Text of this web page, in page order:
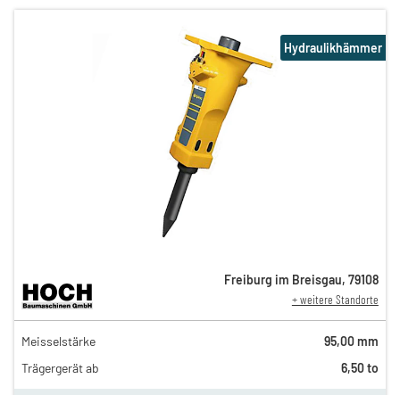
151,00 €
126,00 €
105,00 €
Hydraulikhämmer
Freiburg im Breisgau, 79108
+ weitere Standorte
Meisselstärke
95,00 mm
Trägergerät ab
6,50 to